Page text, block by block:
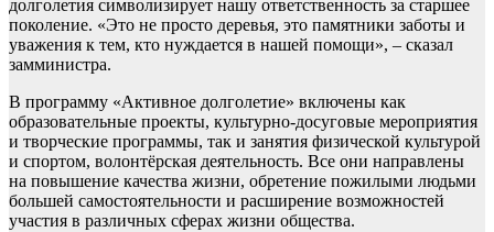
долголетия символизирует нашу ответственность за старшее
поколение. «Это не просто деревья, это памятники заботы и
уважения к тем, кто нуждается в нашей помощи», – сказал
замминистра.
В программу «Активное долголетие» включены как
образовательные проекты, культурно-досуговые мероприятия
и творческие программы, так и занятия физической культурой
и спортом, волонтёрская деятельность. Все они направлены
на повышение качества жизни, обретение пожилыми людьми
большей самостоятельности и расширение возможностей
участия в различных сферах жизни общества.